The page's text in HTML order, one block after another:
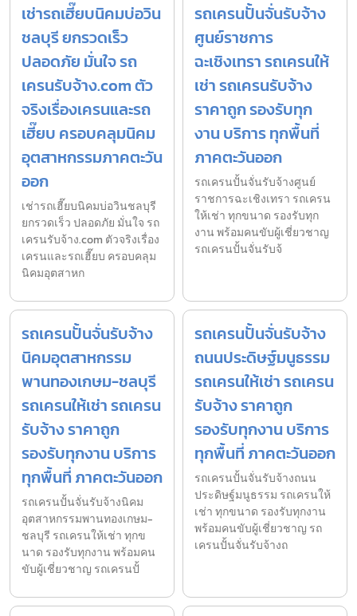
เช่ารถเฮี๊ยบนิคมบ่อวิน
ชลบุรี ยกรวดเร็ว
ปลอดภัย มั่นใจ รถ
เครนรับจ้าง.com ตัว
จริงเรื่องเครนและรถ
เฮี๊ยบ ครอบคลุมนิคม
อุตสาหกรรมภาคตะวัน
ออก
เช่ารถเฮี๊ยบนิคมบ่อวินชลบุรี
ยกรวดเร็ว ปลอดภัย มั่นใจ รถ
เครนรับจ้าง.com ตัวจริงเรื่อง
เครนและรถเฮี๊ยบ ครอบคลุม
นิคมอุตสาหก
รถเครนปั้นจั่นรับจ้าง
ศูนย์ราชการ
ฉะเชิงเทรา รถเครนให้
เช่า รถเครนรับจ้าง
ราคาถูก รองรับทุก
งาน บริการ ทุกพื้นที่
ภาคตะวันออก
รถเครนปั้นจั่นรับจ้างศูนย์
ราชการฉะเชิงเทรา รถเครน
ให้เช่า ทุกขนาด รองรับทุก
งาน พร้อมคนขับผู้เชี่ยวชาญ
รถเครนปั้นจั่นรับจ้
รถเครนปั้นจั่นรับจ้าง
นิคมอุตสาหกรรม
พานทองเกษม-ชลบุรี
รถเครนให้เช่า รถเครน
รับจ้าง ราคาถูก
รองรับทุกงาน บริการ
ทุกพื้นที่ ภาคตะวันออก
รถเครนปั้นจั่นรับจ้างนิคม
อุตสาหกรรมพานทองเกษม-
ชลบุรี รถเครนให้เช่า ทุกข
นาด รองรับทุกงาน พร้อมคน
ขับผู้เชี่ยวชาญ รถเครนปั้
รถเครนปั้นจั่นรับจ้าง
ถนนประดิษฐ์มนูธรรม
รถเครนให้เช่า รถเครน
รับจ้าง ราคาถูก
รองรับทุกงาน บริการ
ทุกพื้นที่ ภาคตะวันออก
รถเครนปั้นจั่นรับจ้างถนน
ประดิษฐ์มนูธรรม รถเครนให้
เช่า ทุกขนาด รองรับทุกงาน
พร้อมคนขับผู้เชี่ยวชาญ รถ
เครนปั้นจั่นรับจ้างถ